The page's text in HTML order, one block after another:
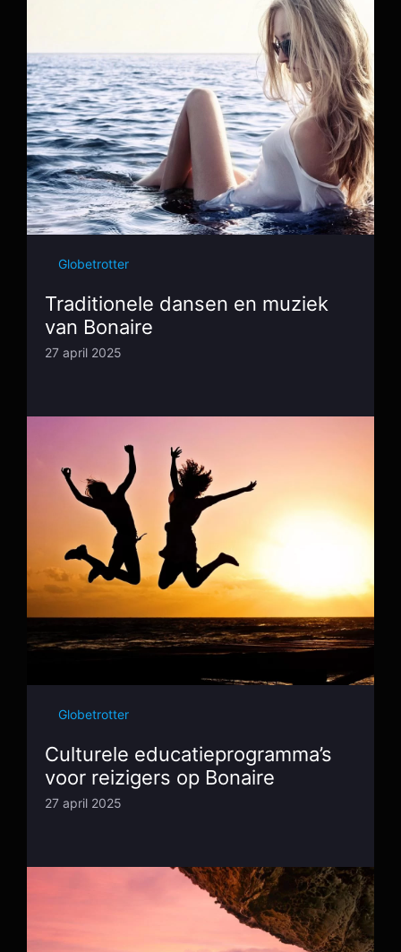
Globetrotter
Traditionele dansen en muziek
van Bonaire
27 april 2025
Globetrotter
Culturele educatieprogramma’s
voor reizigers op Bonaire
27 april 2025